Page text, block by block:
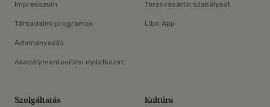
Impresszum
Társadalmi programok
Adományozás
Akadálymentesítési nyilatkozat
Törzsvásárlói szabályzat
Libri App
Szolgáltatás Kultúra